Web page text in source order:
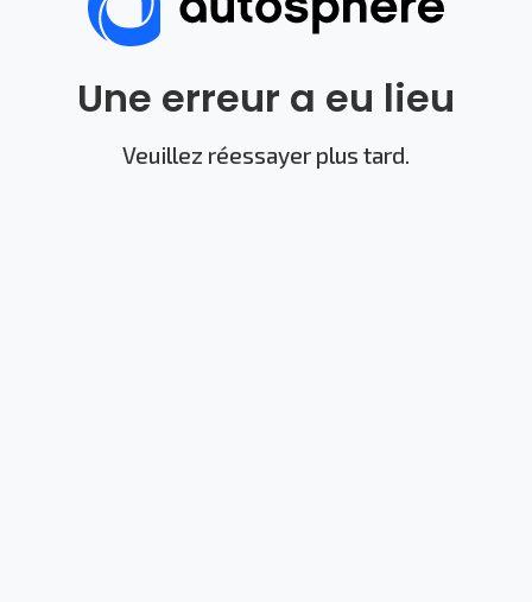
Une erreur a eu lieu
Veuillez réessayer plus tard.